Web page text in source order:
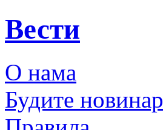
Вести
О нама
Будите новинар